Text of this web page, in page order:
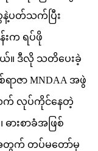
ပတ်သက်ပြီး
က ရပ်ဖို
ယ်။ ဒီလို သတိပေးခဲ့
ာဇာ MNDAA အဖွဲ
က် လုပ်ကိုင်နေတဲ့
ားစာခံအဖြစ်
အတွက် တပ်မတော်မှ